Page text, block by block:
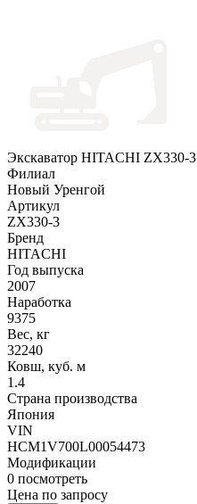
Экскаватор HITACHI ZX330-3
Филиал
Новый Уренгой
Артикул
ZX330-3
Бренд
HITACHI
Год выпуска
2007
Наработка
9375
Вес, кг
32240
Ковш, куб. м
1.4
Страна производства
Япония
VIN
HCM1V700L00054473
Модификации
0 посмотреть
Цена по запросу